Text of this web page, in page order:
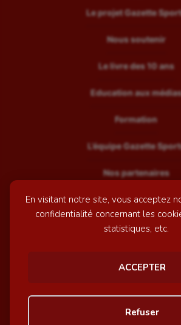
En visitant notre site, vous acceptez
confidentialité concernant les
statistiques, etc.
ACCEPTER
Refuser
Le projet Gazette
Nous soutenir
Le livre des 10 ans
Education aux
Formation
L’équipe Gazette
Nos partenaires
Recrutement
Mentions légales
© GazetteSports - 2026 | Site internet
Awelty